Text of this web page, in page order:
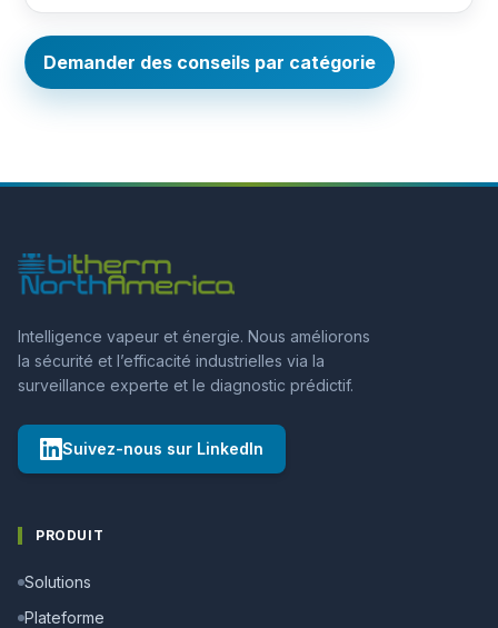
Demander des conseils par catégorie
Intelligence vapeur et énergie. Nous améliorons
la sécurité et l’efficacité industrielles via la
surveillance experte et le diagnostic prédictif.
Suivez-nous sur LinkedIn
PRODUIT
Solutions
Plateforme